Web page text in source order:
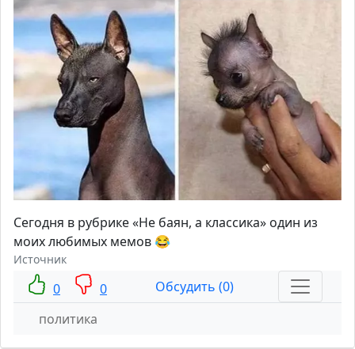
Сегодня в рубрике «Не баян, а классика» один из
моих любимых мемов 😂
Источник
0 0
Обсудить (0)
политика